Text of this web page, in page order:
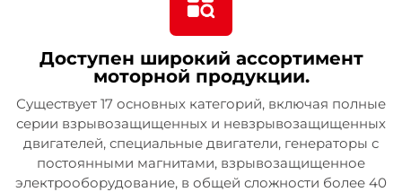
Доступен широкий ассортимент
моторной продукции.
Существует 17 основных категорий, включая полные
серии взрывозащищенных и невзрывозащищенных
двигателей, специальные двигатели, генераторы с
постоянными магнитами, взрывозащищенное
электрооборудование, в общей сложности более 40